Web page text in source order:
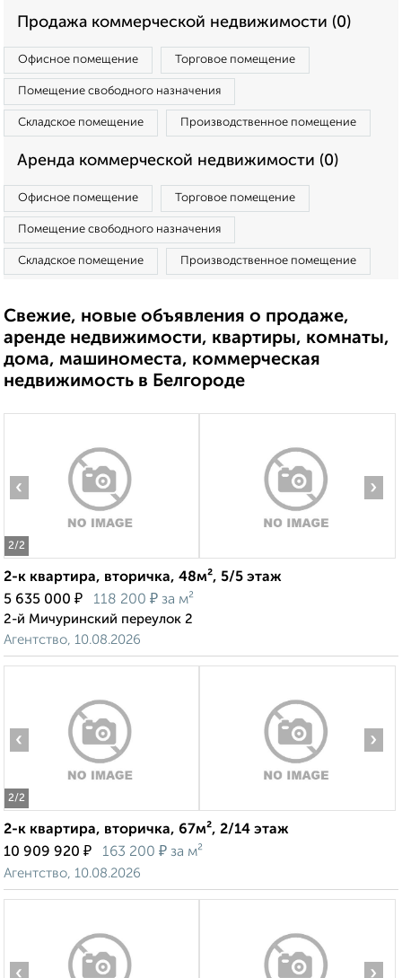
Продажа коммерческой недвижимости (0)
Офисное помещение Торговое помещение
Помещение свободного назначения
Складское помещение Производственное помещение
Аренда коммерческой недвижимости (0)
Офисное помещение Торговое помещение
Помещение свободного назначения
Складское помещение Производственное помещение
Свежие, новые объявления о продаже,
аренде недвижимости, квартиры, комнаты,
дома, машиноместа, коммерческая
недвижимость в Белгороде
2/2
‹ ›
2-к квартира, вторичка, 48м², 5/5 этаж
5 635 000 ₽ 118 200 ₽ за м²
2-й Мичуринский переулок 2
Агентство, 10.08.2026
2/2
‹ ›
2-к квартира, вторичка, 67м², 2/14 этаж
10 909 920 ₽ 163 200 ₽ за м²
Агентство, 10.08.2026
‹ ›